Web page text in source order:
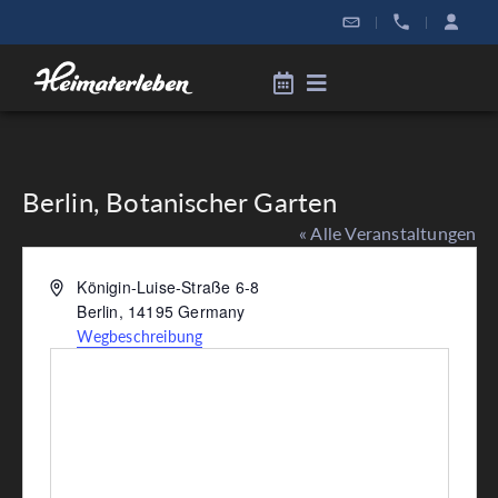
| |
Berlin, Botanischer Garten
« Alle Veranstaltungen
AdresseKönigin-Luise-Straße 6-8
Berlin, 14195 Germany
Wegbeschreibung